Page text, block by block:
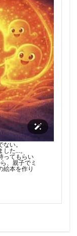
ない。
した…。
ってもらい
、親子でミ
絵本を作り